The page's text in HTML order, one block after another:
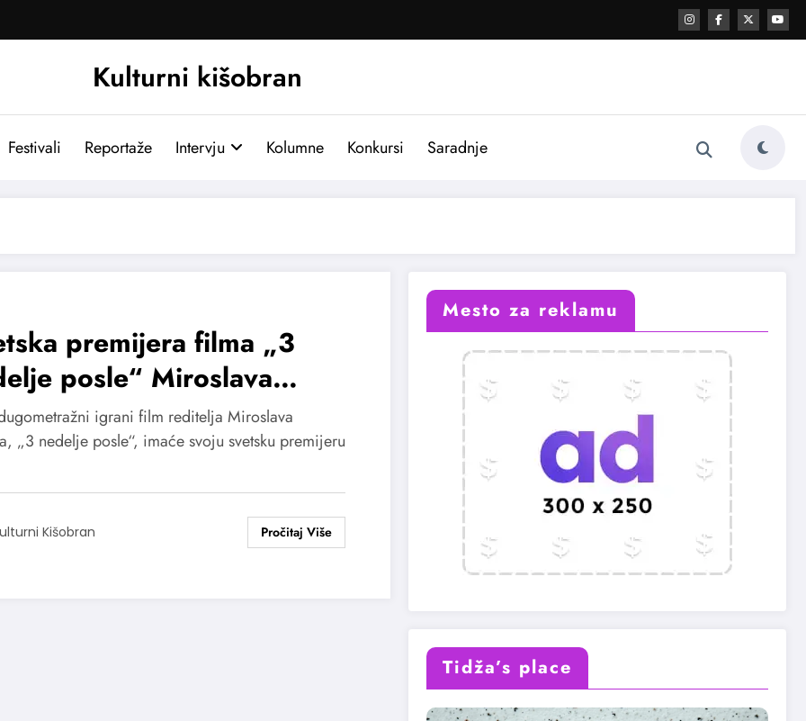
Kulturni kišobran
Festivali Reportaže Intervju Kolumne Konkursi Saradnje
premijera filma „3
posle“ Miroslava
na festivalu u Karlovim
igrani film reditelja Miroslava
„3 nedelje posle“, imaće svoju svetsku premijeru
Kišobran
Mesto za reklamu
Tidža’s place